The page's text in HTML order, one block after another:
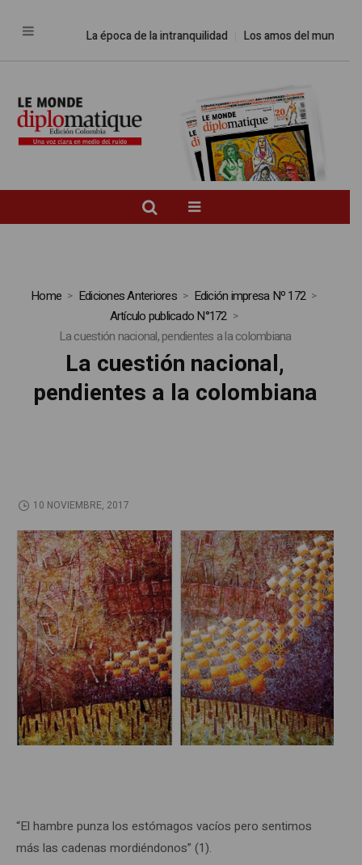
La época de la intranquilidad Los amos del mundo
Home Ediciones Anteriores
Edición impresa Nº 172
Artículo publicado N°172
La cuestión nacional, pendientes a la colombiana
La cuestión nacional,
pendientes a la colombiana
10 NOVIEMBRE, 2017
“El hambre punza los estómagos vacíos pero sentimos
más las cadenas mordiéndonos” (1).